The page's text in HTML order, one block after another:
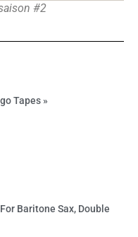
#2
Tapes »
Baritone Sax, Double